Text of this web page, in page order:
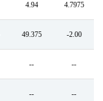
4.94 4.7975
49.375 -2.00
-- --
-- --